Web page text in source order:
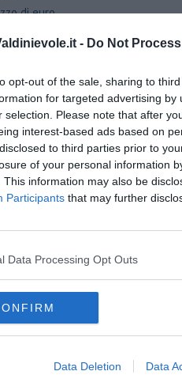
- Do Not
opt-out of the sale, sharing to
for targeted advertising
selection. Please note that after
interest-based ads based on
to third parties prior to
of your personal information
This information may also be
Participants that may further
Data Processing Opt Outs
Data Deletion Data
di euro
Leader
& Professioni